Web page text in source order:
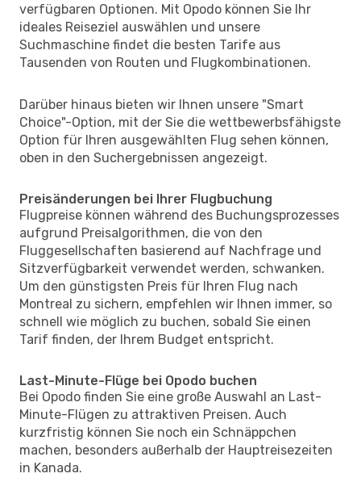
verfügbaren Optionen. Mit Opodo können Sie Ihr
ideales Reiseziel auswählen und unsere
Suchmaschine findet die besten Tarife aus
Tausenden von Routen und Flugkombinationen.
Darüber hinaus bieten wir Ihnen unsere "Smart
Choice"-Option, mit der Sie die wettbewerbsfähigste
Option für Ihren ausgewählten Flug sehen können,
oben in den Suchergebnissen angezeigt.
Preisänderungen bei Ihrer Flugbuchung
Flugpreise können während des Buchungsprozesses
aufgrund Preisalgorithmen, die von den
Fluggesellschaften basierend auf Nachfrage und
Sitzverfügbarkeit verwendet werden, schwanken.
Um den günstigsten Preis für Ihren Flug nach
Montreal zu sichern, empfehlen wir Ihnen immer, so
schnell wie möglich zu buchen, sobald Sie einen
Tarif finden, der Ihrem Budget entspricht.
Last-Minute-Flüge bei Opodo buchen
Bei Opodo finden Sie eine große Auswahl an Last-
Minute-Flügen zu attraktiven Preisen. Auch
kurzfristig können Sie noch ein Schnäppchen
machen, besonders außerhalb der Hauptreisezeiten
in Kanada.